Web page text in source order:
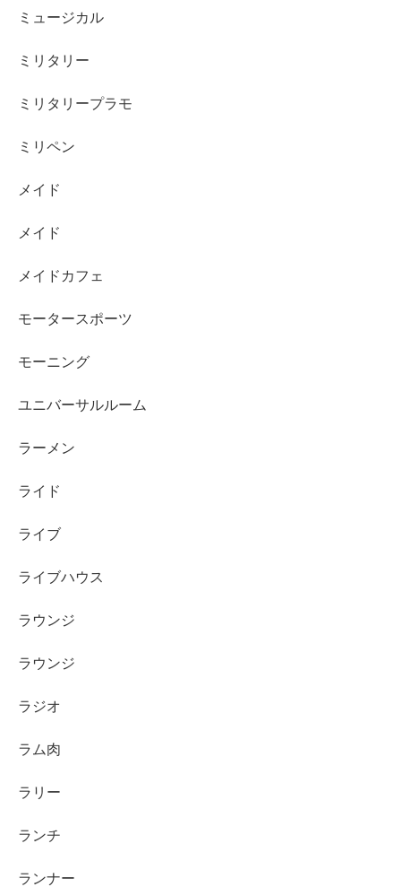
ミュージカル
ミリタリー
ミリタリープラモ
ミリペン
メイド
メイド
メイドカフェ
モータースポーツ
モーニング
ユニバーサルルーム
ラーメン
ライド
ライブ
ライブハウス
ラウンジ
ラウンジ
ラジオ
ラム肉
ラリー
ランチ
ランナー